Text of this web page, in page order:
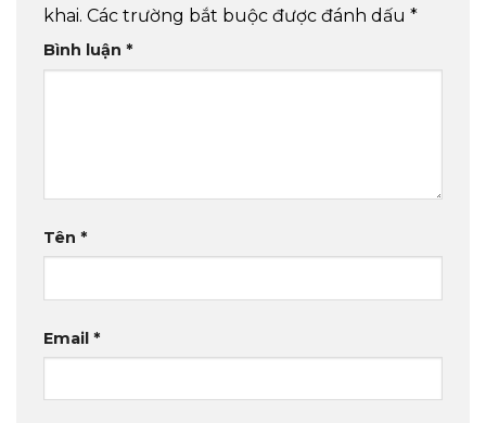
khai. Các trường bắt buộc được đánh dấu *
Bình luận *
Tên *
Email *